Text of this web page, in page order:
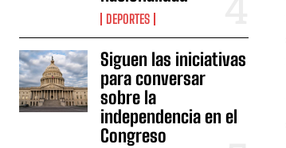
DEPORTES
Siguen las iniciativas
para conversar
sobre la
independencia en el
Congreso